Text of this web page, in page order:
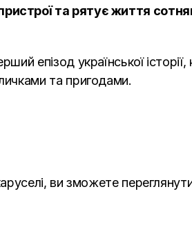
та рятує життя
епізод української
та пригодами.
ви зможете